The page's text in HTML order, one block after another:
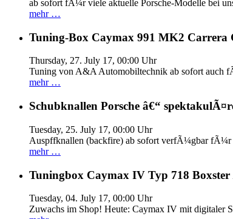
ab sofort fÃ¼r viele aktuelle Porsche-Modelle bei
mehr …
Tuning-Box Caymax 991 MK2 Carrera
Thursday, 27. July 17, 00:00 Uhr
Tuning von A&A Automobiltechnik ab sofort auch
mehr …
Schubknallen Porsche â€“
Tuesday, 25. July 17, 00:00 Uhr
Auspffknallen (backfire) ab sofort verfÃ¼gbar
mehr …
Tuningbox Caymax IV Typ 718 Boxster
Tuesday, 04. July 17, 00:00 Uhr
Zuwachs im Shop! Heute: Caymax IV mit digitaler